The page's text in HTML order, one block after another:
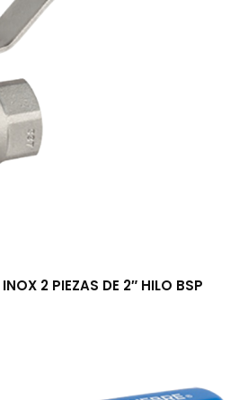
2 PIEZAS DE 2″ HILO BSP